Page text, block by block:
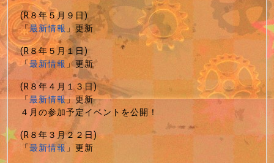
(R８年５月９日)
「最新情報」更新
(R８年５月１日)
「最新情報」更新
(R８年４月１３日)
「最新情報」更新
４月の参加予定イベントを公開！
(R８年３月２２日)
「最新情報」更新